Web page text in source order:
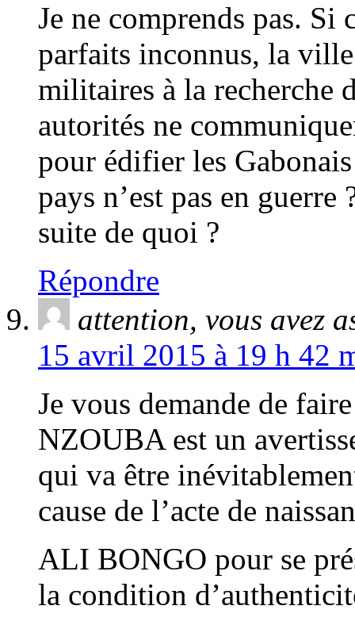
Je ne comprends pas. Si
parfaits inconnus, la
militaires à la recherche
autorités ne
pour édifier les
pays n’est pas en
suite de quoi ?
Répondre
attention, vous avez
15 avril 2015 à 19 h 42
Je vous demande de
NZOUBA est un
qui va être
cause de l’acte de
ALI BONGO pour se
la condition